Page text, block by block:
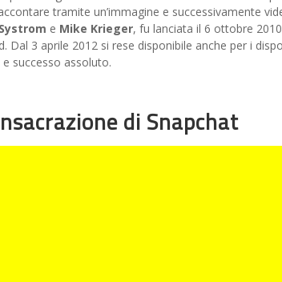
tramite un’immagine e successivamente
e Mike Krieger, fu lanciata il 6 ottobre
Dal 3 aprile 2012 si rese disponibile anche per i
successo assoluto.
di Snapchat